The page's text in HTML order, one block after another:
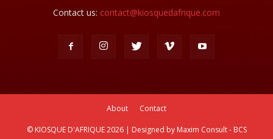
Contact us: contact@kiosquedafrique.com
About Contact
© KIOSQUE D'AFRIQUE 2026 | Designed by Maxim Consult - BCS